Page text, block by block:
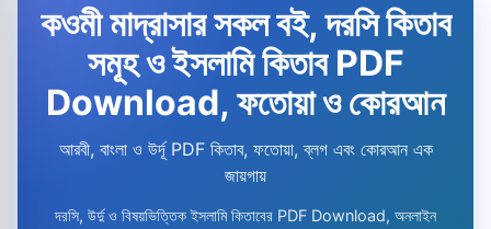
কওমী মাদ্রাসার সকল বই, দরসি কিতাব
সমূহ ও ইসলামি কিতাব PDF
Download, ফতোয়া ও কোরআন
আরবী, বাংলা ও উর্দূ PDF কিতাব, ফতোয়া, ব্লগ এবং কোরআন এক
জায়গায়
দরসি, উর্দু ও বিষয়ভিত্তিক ইসলামি কিতাবের PDF Download, অনলাইন